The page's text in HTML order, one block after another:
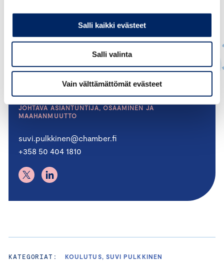
Salli kaikki evästeet
Salli valinta
Vain välttämättömät evästeet
Suvi Pulkkinen
JOHTAVA ASIANTUNTIJA, OSAAMINEN JA
MAAHANMUUTTO
suvi.pulkkinen@chamber.fi
+358 50 404 1810
KATEGORIAT: KOULUTUS, SUVI PULKKINEN